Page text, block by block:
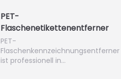
PET-
Flaschenetikettenentferner
PET-
Flaschenkennzeichnungsentferner
ist professionell in…